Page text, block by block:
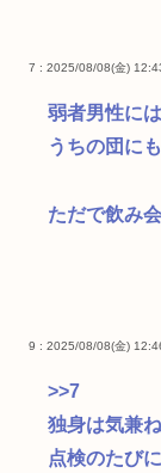
7 : 2025/08/08(金)
弱者男性に
うちの団に
ただで飲み
9 : 2025/08/08(金)
>>7
独身は気兼
点検のたび